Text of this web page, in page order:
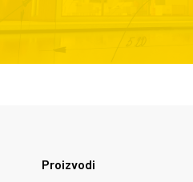
Proizvodi